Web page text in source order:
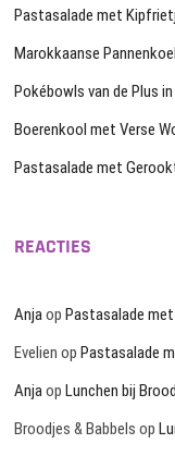
Pastasalade met
Marokkaanse
Pokébowls van de Plus
Boerenkool met Verse
Pastasalade met
REACTIES
AnjaopPastasalade
Evelien opPastasalade
AnjaopLunchen bij
Broodjes & Babbels op